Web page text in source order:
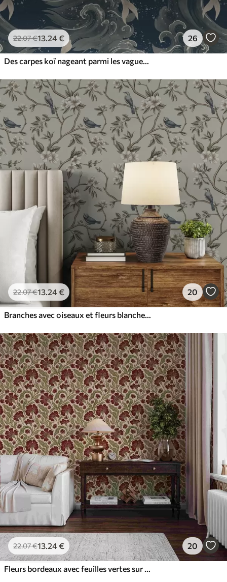
22.07€13.24€ 26
Des carpes koï nageant parmi les vagues spectaculaires de l'océan
22.07€13.24€ 20
Branches avec oiseaux et fleurs blanches sur un fond délicat
22.07€13.24€ 20
Fleurs bordeaux avec feuilles vertes sur fond clair